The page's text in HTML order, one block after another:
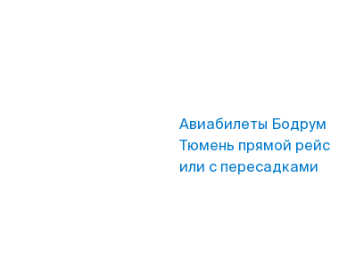
Авиабилеты Бодрум
Тюмень прямой рейс
или с пересадками